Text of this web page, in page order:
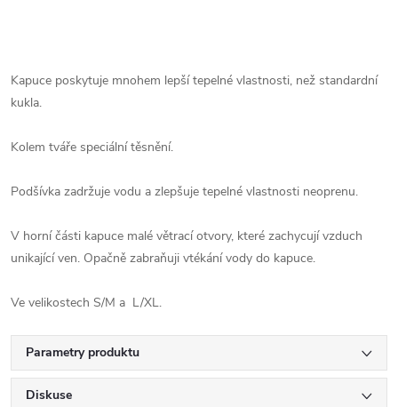
Kapuce poskytuje mnohem lepší tepelné vlastnosti, než standardní
kukla.
Kolem tváře speciální těsnění.
Podšívka zadržuje vodu a zlepšuje tepelné vlastnosti neoprenu.
V horní části kapuce malé větrací otvory, které zachycují vzduch
unikající ven. Opačně zabraňuji vtékání vody do kapuce.
Ve velikostech S/M a L/XL.
Parametry produktu
Diskuse